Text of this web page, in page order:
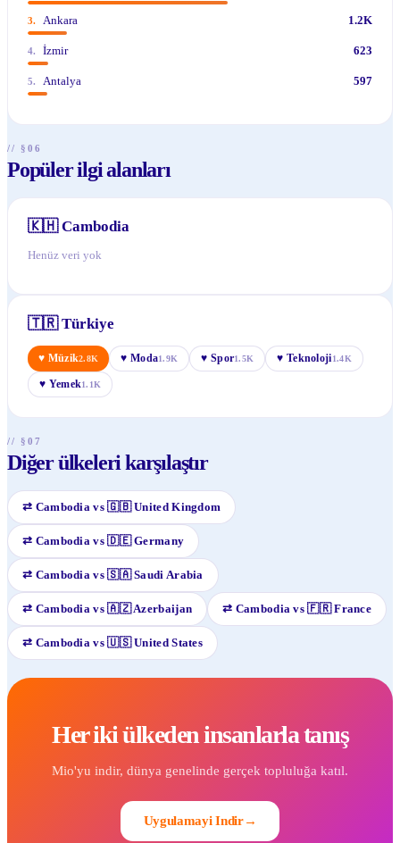
3. Ankara 1.2K
4. İzmir 623
5. Antalya 597
// §06
Popüler ilgi alanları
🇰🇭 Cambodia
Henüz veri yok
🇹🇷 Türkiye
♥ Müzik2.8K ♥ Moda1.9K ♥ Spor1.5K ♥ Teknoloji1.4K
♥ Yemek1.1K
// §07
Diğer ülkeleri karşılaştır
⇄ Cambodia vs🇬🇧 United Kingdom
⇄ Cambodia vs🇩🇪 Germany
⇄ Cambodia vs🇸🇦 Saudi Arabia
⇄ Cambodia vs🇦🇿 Azerbaijan ⇄ Cambodia vs🇫🇷 France
⇄ Cambodia vs🇺🇸 United States
Her iki ülkeden insanlarla tanış
Mio'yu indir, dünya genelinde gerçek topluluğa katıl.
Uygulamayi Indir→